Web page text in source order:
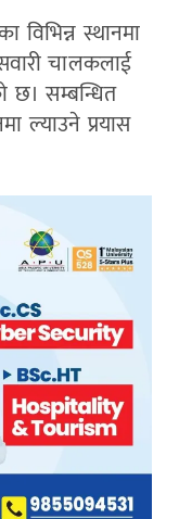
विभिन्न स्थानमा
चालकलाई
छ। सम्बन्धित
ल्याउने प्रयास